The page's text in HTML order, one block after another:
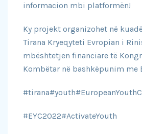
informacion mbi platformën!
Ky projekt organizohet në
Tirana Kryeqyteti Evropian i
mbështetjen financiare të
Kombëtar në bashkëpunim me
#EYC2022#ActivateYouth